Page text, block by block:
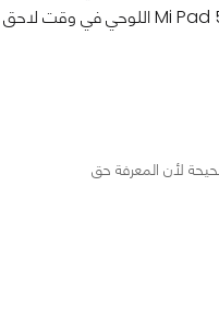
لأن المعرفة حق